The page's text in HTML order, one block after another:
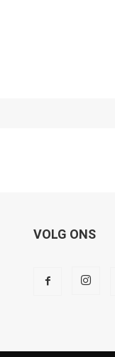
VOLG ONS